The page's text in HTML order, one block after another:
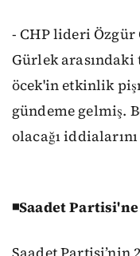
- CHP lideri Özgür
Gürlek arasındaki
öcek'in etkinlik
gündeme gelmiş.
olacağı
◾Saadet